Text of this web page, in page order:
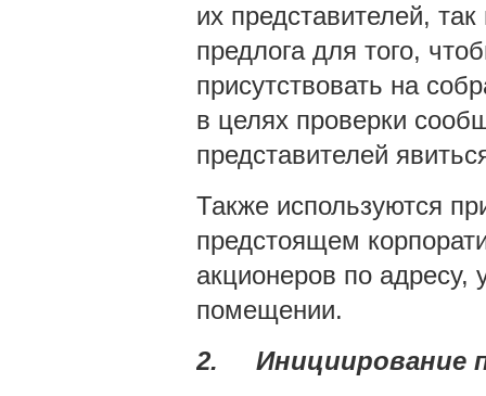
их представителей,
предлога для того,
присутствовать на
в целях проверки
представителей
Также используются
предстоящем
акционеров по адресу,
помещении.
2. Инициирование